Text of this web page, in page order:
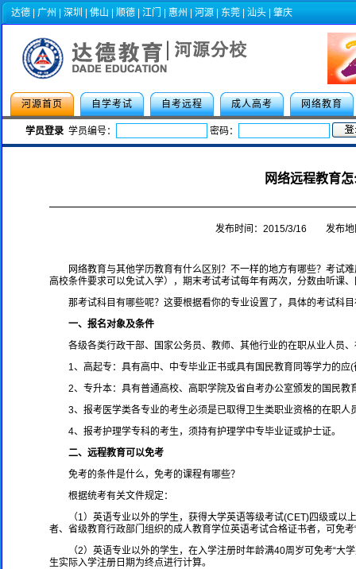
达德 广州 深圳 佛山 顺德 江门 惠州 河源 东莞 汕头 肇庆
河源首页 自学考试 自考远程 成人高考 网络教育
学员登录学员编号： 密码：
2021年华南师范大学、广东外语外
网络远程教育
发布时间：2015/3/16 发布
网络教育与其他学历教育有什么区别？不一样的地方有哪些？考试
高校条件要求可以免试入学），期末考试考试每年有两次，分数由听课
那考试科目有哪些呢？这要根据看你的专业设置了，具体的考试科
一、报名对象及条件
各级各类行政干部、国家公务员、教师、其他行业的在职从业人员
1、高起专：具有高中、中专毕业正书或具有国民教育同等学力的应
2、专升本：具有普通高校、高职学院及省自考办公室颁发的国民
3、报考医学类各专业的考生必须是已取得卫生类职业资格的在职
4、报考护理学专科的考生，须持有护理学中专毕业证或护士证。
二、远程教育可以免考
免考的条件是什么，免考的课程有哪些？
根据统考有关文件规定：
（1）英语专业以外的学生，获得大学英语等级考试(CET)四级或
者、省级教育行政部门组织的成人教育学位英语考试合格证书者，可免考
（2）英语专业以外的学生，在入学注册时年龄满40周岁可免考“
生实际入学注册日期为终点进行计算。